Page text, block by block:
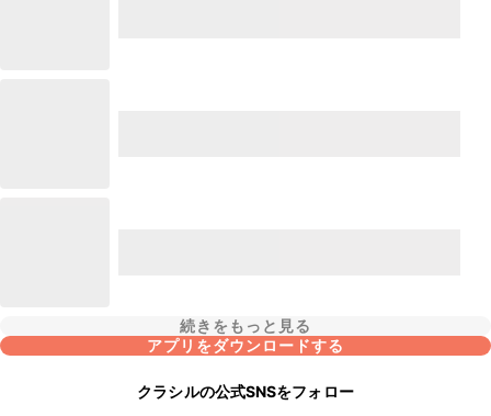
続きをもっと見る
アプリをダウンロードする
クラシルの公式SNSをフォロー